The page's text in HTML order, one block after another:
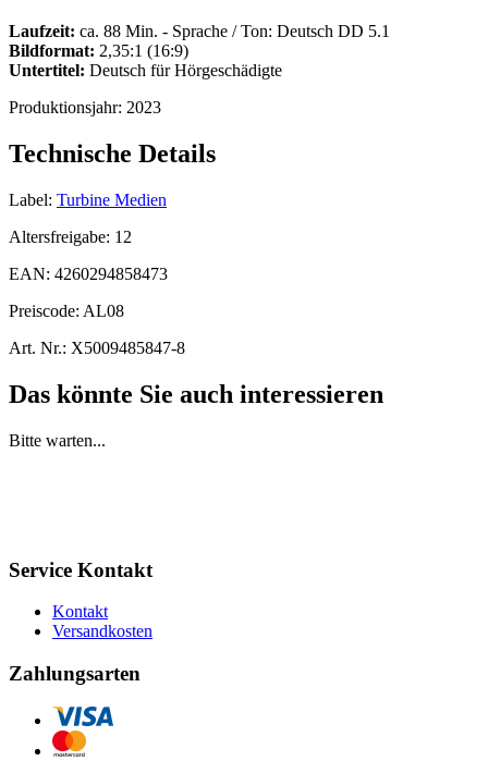
Laufzeit: ca. 88 Min. - Sprache / Ton: Deutsch DD 5.1
Bildformat: 2,35:1 (16:9)
Untertitel: Deutsch für Hörgeschädigte
Produktionsjahr: 2023
Technische Details
Label: Turbine Medien
Altersfreigabe: 12
EAN: 4260294858473
Preiscode: AL08
Art. Nr.: X5009485847-8
Das könnte Sie auch interessieren
Bitte warten...
Service Kontakt
Kontakt
Versandkosten
Zahlungsarten